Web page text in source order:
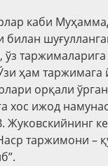
каби
билан
таржималарига
ҳам таржимага
орқали
хос ижод
Жуковскийнинг
таржимони –